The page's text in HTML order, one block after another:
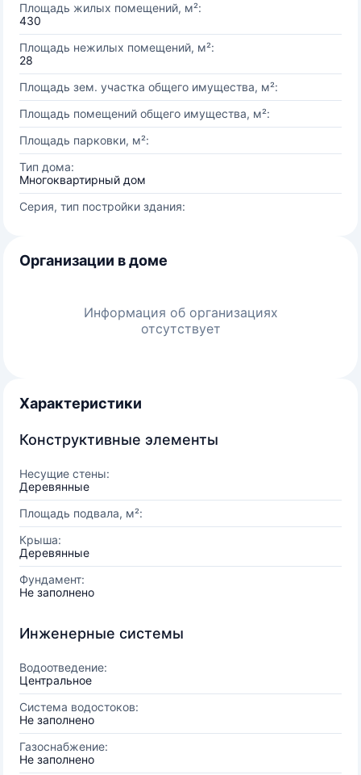
Площадь жилых помещений, м²:
430
Площадь нежилых помещений, м²:
28
Площадь зем. участка общего имущества, м²:
Площадь помещений общего имущества, м²:
Площадь парковки, м²:
Тип дома:
Многоквартирный дом
Серия, тип постройки здания:
Организации в доме
Информация об организациях
отсутствует
Характеристики
Конструктивные элементы
Несущие стены:
Деревянные
Площадь подвала, м²:
Крыша:
Деревянные
Фундамент:
Не заполнено
Инженерные системы
Водоотведение:
Центральное
Система водостоков:
Не заполнено
Газоснабжение:
Не заполнено